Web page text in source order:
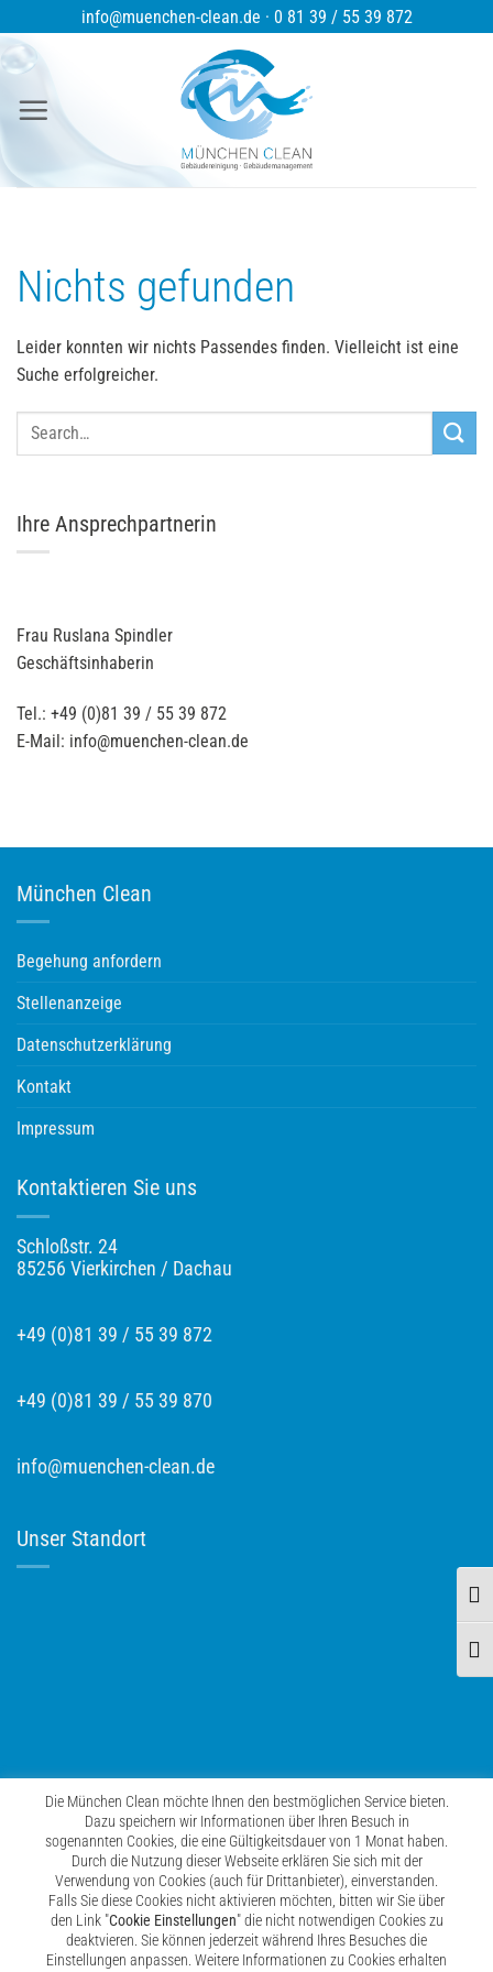
Inhalt
springen
info@muenchen-clean.de · 0 81 39 / 55 39 872
Nichts gefunden
Leider konnten wir nichts Passendes finden. Vielleicht ist eine
Suche erfolgreicher.
Search
Ihre Ansprechpartnerin
Frau Ruslana Spindler
Geschäftsinhaberin
Tel.: +49 (0)81 39 / 55 39 872
E-Mail: info@muenchen-clean.de
München Clean
Begehung anfordern
Stellenanzeige
Datenschutzerklärung
Kontakt
Impressum
Kontaktieren Sie uns
Schloßstr. 24
85256 Vierkirchen / Dachau
+49 (0)81 39 / 55 39 872
+49 (0)81 39 / 55 39 870
info@muenchen-clean.de
Unser Standort
Die München Clean möchte Ihnen den bestmöglichen Service bieten.
Dazu speichern wir Informationen über Ihren Besuch in
sogenannten Cookies, die eine Gültigkeitsdauer von 1 Monat haben.
Durch die Nutzung dieser Webseite erklären Sie sich mit der
Verwendung von Cookies (auch für Drittanbieter), einverstanden.
Falls Sie diese Cookies nicht aktivieren möchten, bitten wir Sie über
den Link "Cookie Einstellungen" die nicht notwendigen Cookies zu
deaktvieren. Sie können jederzeit während Ihres Besuches die
Einstellungen anpassen. Weitere Informationen zu Cookies erhalten